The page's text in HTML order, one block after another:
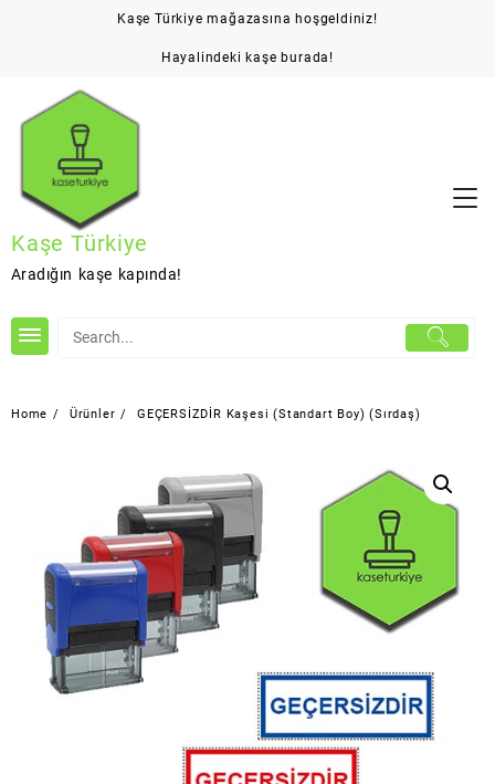
Kaşe Türkiye mağazasına hoşgeldiniz!
Hayalindeki kaşe burada!
Kaşe Türkiye
Aradığın kaşe kapında!
Home Ürünler GEÇERSİZDİR Kaşesi (Standart Boy) (Sırdaş)